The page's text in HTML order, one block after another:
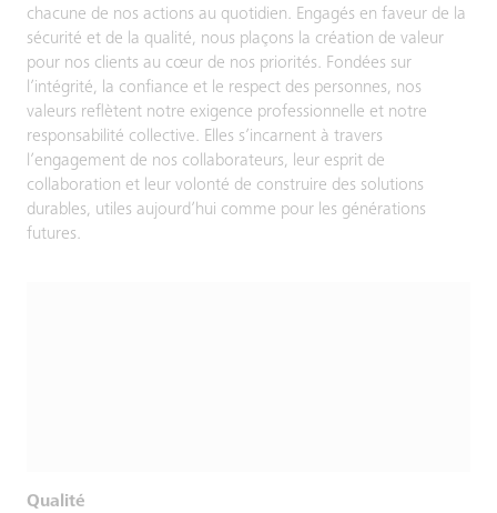
chacune de nos actions au quotidien. Engagés en faveur de la
sécurité et de la qualité, nous plaçons la création de valeur
pour nos clients au cœur de nos priorités. Fondées sur
l’intégrité, la confiance et le respect des personnes, nos
valeurs reflètent notre exigence professionnelle et notre
responsabilité collective. Elles s’incarnent à travers
l’engagement de nos collaborateurs, leur esprit de
collaboration et leur volonté de construire des solutions
durables, utiles aujourd’hui comme pour les générations
futures.
Qualité